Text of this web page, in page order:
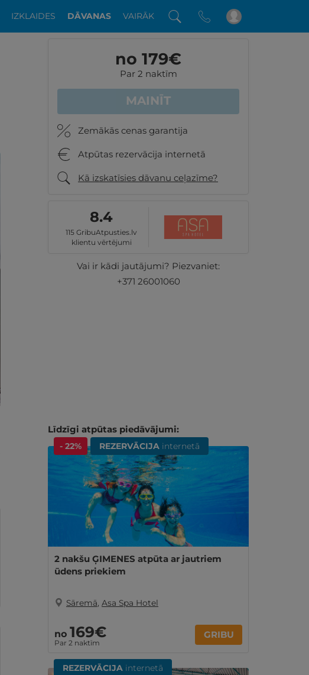
IZKLAIDES DĀVANAS VAIRĀK
no 179€
Par 2 naktīm
MAINĪT
Zemākās cenas garantija
Atpūtas rezervācija internetā
Kā izskatīsies dāvanu ceļazīme?
8.4
115 GribuAtpusties.lv
klientu vērtējumi
Vai ir kādi jautājumi? Piezvaniet:
+371 26001060
Līdzīgi atpūtas piedāvājumi:
- 22% REZERVĀCIJA internetā
2 nakšu ĢIMENES atpūta ar jautriem
ūdens priekiem
Sāremā, Asa Spa Hotel
no 169€
Par 2 naktīm
GRIBU
REZERVĀCIJA internetā